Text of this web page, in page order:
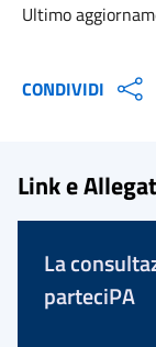
Ultimo
CONDIVIDI
Link e
La
parteciPA